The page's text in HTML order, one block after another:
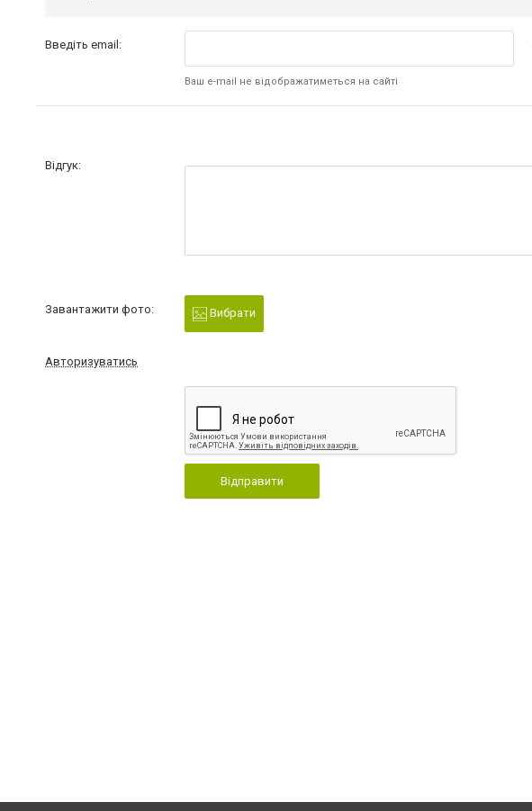
Введіть email:
Ваш e-mail не відображатиметься на сайті
Відгук:
Завантажити фото: Вибрати
Авторизуватись
Відправити